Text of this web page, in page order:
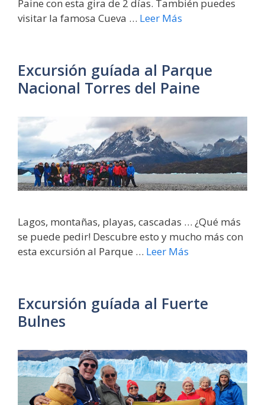
Paine con esta gira de 2 días. También puedes
visitar la famosa Cueva … Leer Más
Excursión guíada al Parque
Nacional Torres del Paine
Lagos, montañas, playas, cascadas … ¿Qué más
se puede pedir! Descubre esto y mucho más con
esta excursión al Parque … Leer Más
Excursión guíada al Fuerte
Bulnes